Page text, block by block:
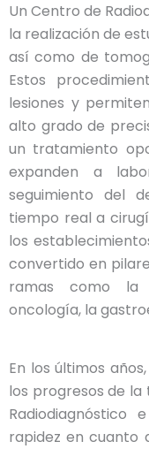
Un Centro de
la realización de
así como de
Estos
lesiones y
alto grado de
un tratamiento
expanden a
seguimiento del
tiempo real a
los
convertido en
ramas como la
oncología, la
En los últimos
los progresos de
Radiodiagnóstico
rapidez en cuanto